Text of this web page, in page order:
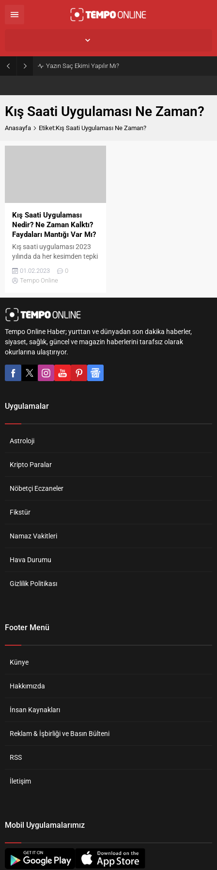
Yazın Saç Ekimi Yapılır Mı?
Kış Saati Uygulaması Ne Zaman?
Anasayfa Etiket:Kış Saati Uygulaması Ne Zaman?
Kış Saati Uygulaması
Nedir? Ne Zaman Kalktı?
Faydaları Mantığı Var Mı?
Kış saati uygulaması 2023
yılında da her kesimden tepki
Çocuklarını sabahın kör
karanlığında okula
isyan ediyor. Öte yandan
çalışan kesim de bu duruma
tepkisini sosyal medyadan
dile getiriyor. Aynı zamanda
Altılı Masa açıklamasında, 14
mayıs sonrası kalıcı saat
uygulamasına son...
01.02.2023
0
Tempo Online
Tempo Online Haber; yurttan ve dünyadan son dakika haberler,
siyaset, sağlık, güncel ve magazin haberlerini tarafsız olarak
okurlarına ulaştırıyor.
Uygulamalar
Astroloji
Kripto Paralar
Nöbetçi Eczaneler
Fikstür
Namaz Vakitleri
Hava Durumu
Gizlilik Politikası
Footer Menü
Künye
Hakkımızda
İnsan Kaynakları
Reklam & İşbirliği ve Basın Bülteni
RSS
İletişim
Mobil Uygulamalarımız